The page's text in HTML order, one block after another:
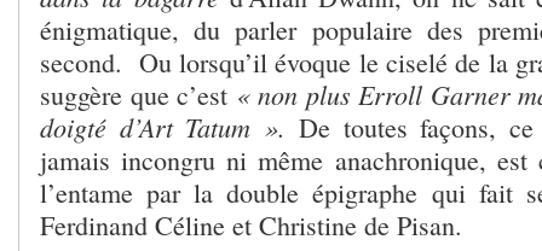
énigmatique, du parler populaire des
second. Ou lorsqu’il évoque le ciselé de la
suggère que c’est « non plus Erroll Garner
doigté d’Art Tatum ». De toutes façons,
jamais incongru ni même anachronique, est
l’entame par la double épigraphe qui fait
Ferdinand Céline et Christine de Pisan.